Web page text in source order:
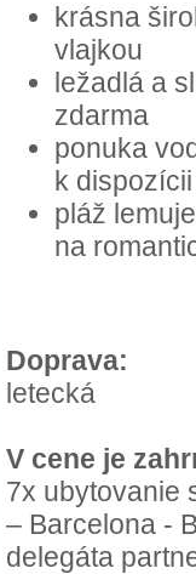
krásna
vlajkou
ležadlá a
zdarma
ponuka
k
pláž
na
Doprava:
letecká
V cene je
7x ubytovanie
– Barcelona -
delegáta